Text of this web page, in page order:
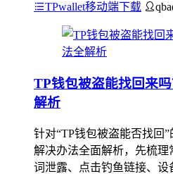
TPwallet移动端下载
TP钱包被盗能找回来
解析
针对“TP钱包被盗能否找回
解决办法全面解析，先梳
词泄露、点击钓鱼链接、